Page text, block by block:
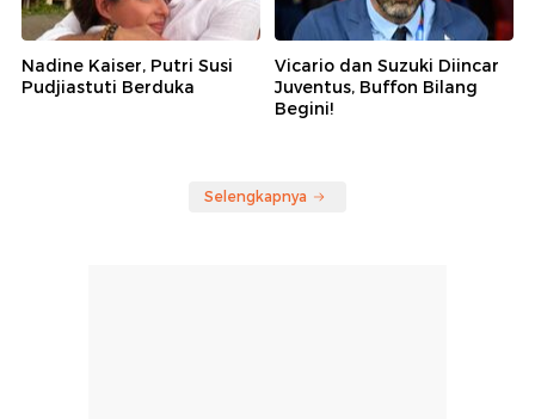
Nadine Kaiser, Putri Susi
Pudjiastuti Berduka
Vicario dan Suzuki Diincar
Juventus, Buffon Bilang
Begini!
Selengkapnya